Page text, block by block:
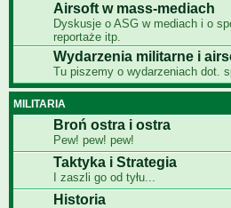
Airsoft w mass-mediach
Dyskusje o ASG w mediach i o
reportaże itp.
Wydarzenia militarne i
Tu piszemy o wydarzeniach dot.
MILITARIA
Broń ostra i ostra
Pew! pew! pew!
Taktyka i Strategia
I zaszli go od tyłu...
Historia